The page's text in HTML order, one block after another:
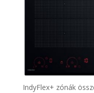
IndyFlex+ zónák